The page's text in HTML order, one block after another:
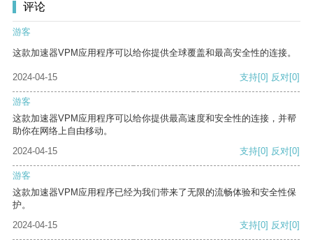
评论
游客
这款加速器VPM应用程序可以给你提供全球覆盖和最高安全性的连接。
2024-04-15 支持[0] 反对[0]
游客
这款加速器VPM应用程序可以给你提供最高速度和安全性的连接，并帮
助你在网络上自由移动。
2024-04-15
支持[0] 反对[0]
游客
这款加速器VPM应用程序已经为我们带来了无限的流畅体验和安全性保
护。
2024-04-15
支持[0] 反对[0]